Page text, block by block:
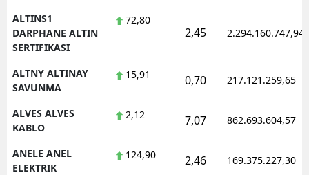
Bartın
Yalova
ALTINS1
DARPHANE ALTIN
SERTIFIKASI
72,80
2,45 2.294.160.747,94
ALTNY ALTINAY
SAVUNMA
15,91 0,70 217.121.259,65
ALVES ALVES
KABLO
2,12 7,07 862.693.604,57
ANELE ANEL
ELEKTRIK
124,90 2,46 169.375.227,30